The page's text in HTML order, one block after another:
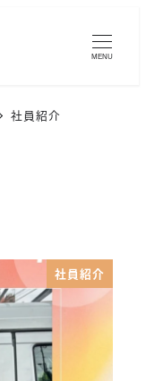
MENU
社員紹介
社員紹介